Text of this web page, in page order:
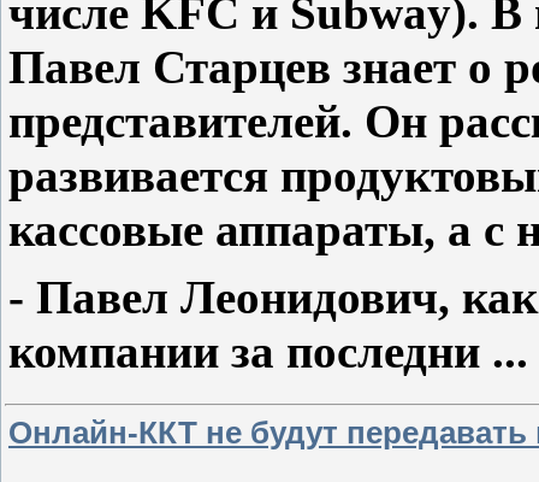
числе KFC и Subway). В
Павел Старцев знает о
представителей. Он
развивается
кассовые аппараты, а с
- Павел Леонидович,
компании за последни ...
Онлайн-ККТ не будут